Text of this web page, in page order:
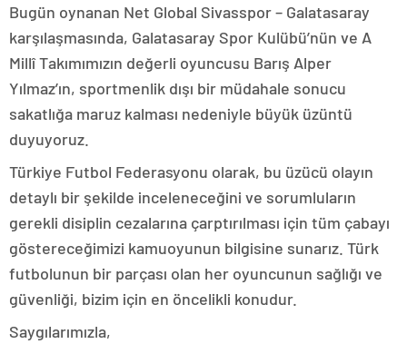
Bugün oynanan Net Global Sivasspor – Galatasaray
karşılaşmasında, Galatasaray Spor Kulübü’nün ve A
Millî Takımımızın değerli oyuncusu Barış Alper
Yılmaz’ın, sportmenlik dışı bir müdahale sonucu
sakatlığa maruz kalması nedeniyle büyük üzüntü
duyuyoruz.
Türkiye Futbol Federasyonu olarak, bu üzücü olayın
detaylı bir şekilde inceleneceğini ve sorumluların
gerekli disiplin cezalarına çarptırılması için tüm çabayı
göstereceğimizi kamuoyunun bilgisine sunarız. Türk
futbolunun bir parçası olan her oyuncunun sağlığı ve
güvenliği, bizim için en öncelikli konudur.
Saygılarımızla,